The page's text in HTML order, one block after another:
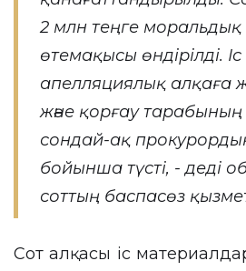
2 млн теңге моральдық
өтемақысы өндірілді. Іс
апелляциялық алқаға
және қорғау
сондай-ақ
бойынша түсті, - деді
соттың баспасөз
Сот алқасы іс